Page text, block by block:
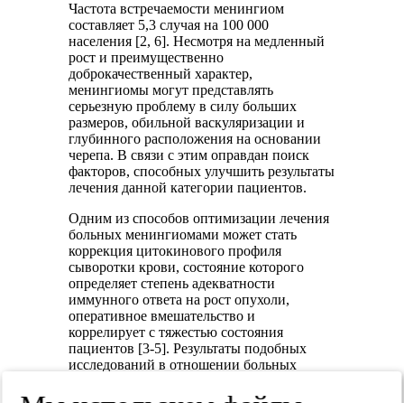
Частота встречаемости менингиом
составляет 5,3 случая на 100 000
населения [2, 6]. Несмотря на медленный
рост и преимущественно
доброкачественный характер,
менингиомы могут представлять
серьезную проблему в силу больших
размеров, обильной васкуляризации и
глубинного расположения на основании
черепа. В связи с этим оправдан поиск
факторов, способных улучшить результаты
лечения данной категории пациентов.
Одним из способов оптимизации лечения
больных менингиомами может стать
коррекция цитокинового профиля
сыворотки крови, состояние которого
определяет степень адекватности
иммунного ответа на рост опухоли,
оперативное вмешательство и
коррелирует с тяжестью состояния
пациентов [3-5]. Результаты подобных
исследований в отношении больных
установлена тенденция к развитию у них